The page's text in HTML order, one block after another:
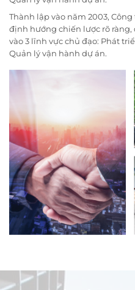
Thành lập vào năm 2003,
định hướng chiến lược rõ
vào 3 lĩnh vực chủ đạo: Phát
Quản lý vận hành dự án.